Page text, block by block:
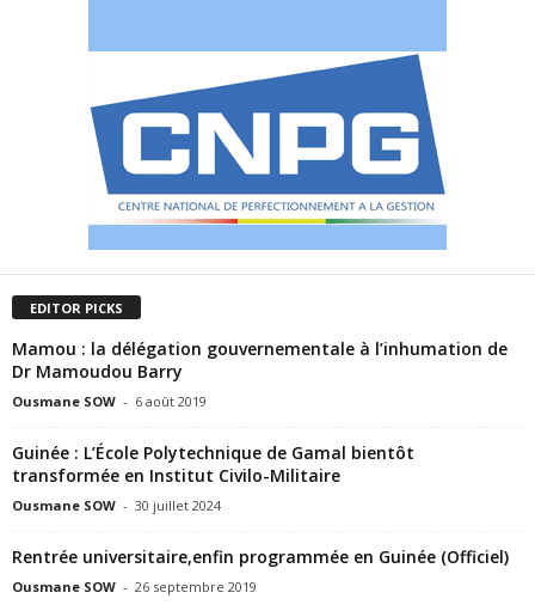
EDITOR PICKS
Mamou : la délégation gouvernementale à l’inhumation de
Dr Mamoudou Barry
Ousmane SOW - 6 août 2019
Guinée : L’École Polytechnique de Gamal bientôt
transformée en Institut Civilo-Militaire
Ousmane SOW - 30 juillet 2024
Rentrée universitaire,enfin programmée en Guinée (Officiel)
Ousmane SOW - 26 septembre 2019